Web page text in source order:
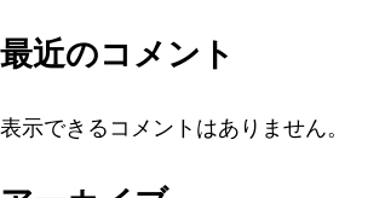
最近のコメント
表示できるコメントはありません。